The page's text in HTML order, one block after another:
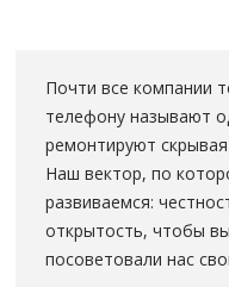
Почти все компании
телефону называют
ремонтируют
Наш вектор, по
развиваемся:
открытость, чтобы
посоветовали нас